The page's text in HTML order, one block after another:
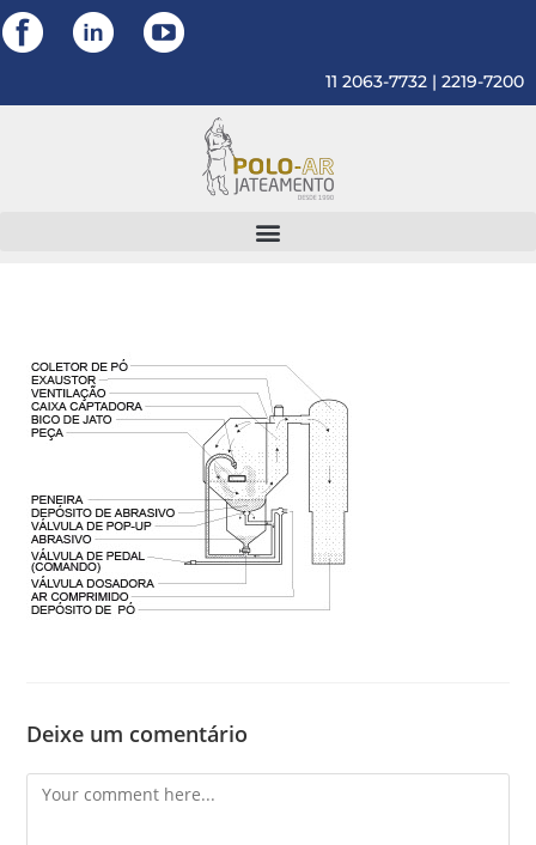
11 2063-7732 | 2219-7200
Deixe um comentário